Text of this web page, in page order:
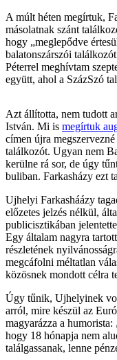
A múlt héten megírtuk,
másolatnak szánt
hogy „meglepődve
balatonszárszói
Péterrel meghívtam
együtt, ahol a SzázSzó
Azt állította, nem tudott
István. Mi is megírtuk
címen újra
találkozót. Ugyan nem
kerülne rá sor, de úgy
buliban. Farkasházy ezt
Ujhelyi Farkasháázy
előzetes jelzés nélkül,
publicisztikában
Egy általam nagyra
részletének
megcáfolni méltatlan
közösnek mondott célra
Úgy tűnik, Ujhelyinek
arról, mire készül az
magyarázza a
hogy 18 hónapja nem
találgassanak, lenne